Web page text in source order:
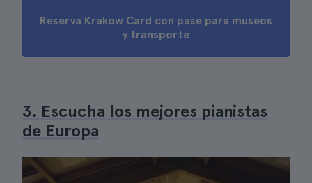
Reserva Krakow Card con pase para museos
y transporte
3. Escucha los mejores pianistas
de Europa